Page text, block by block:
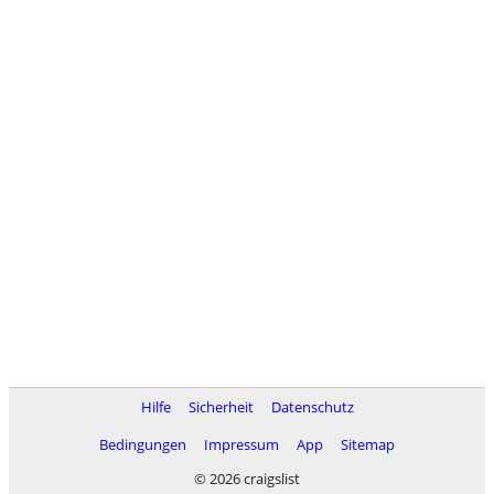
Hilfe Sicherheit
Datenschutz
Bedingungen
Impressum App
Sitemap
© 2026 craigslist